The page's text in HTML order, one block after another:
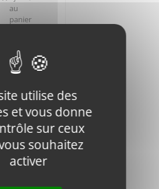
au
panier
V400-90P-
031000 FIX
ENGINE
BOLT
19,45€ HT
utilise des
et vous donne
sur ceux
souhaitez
activer